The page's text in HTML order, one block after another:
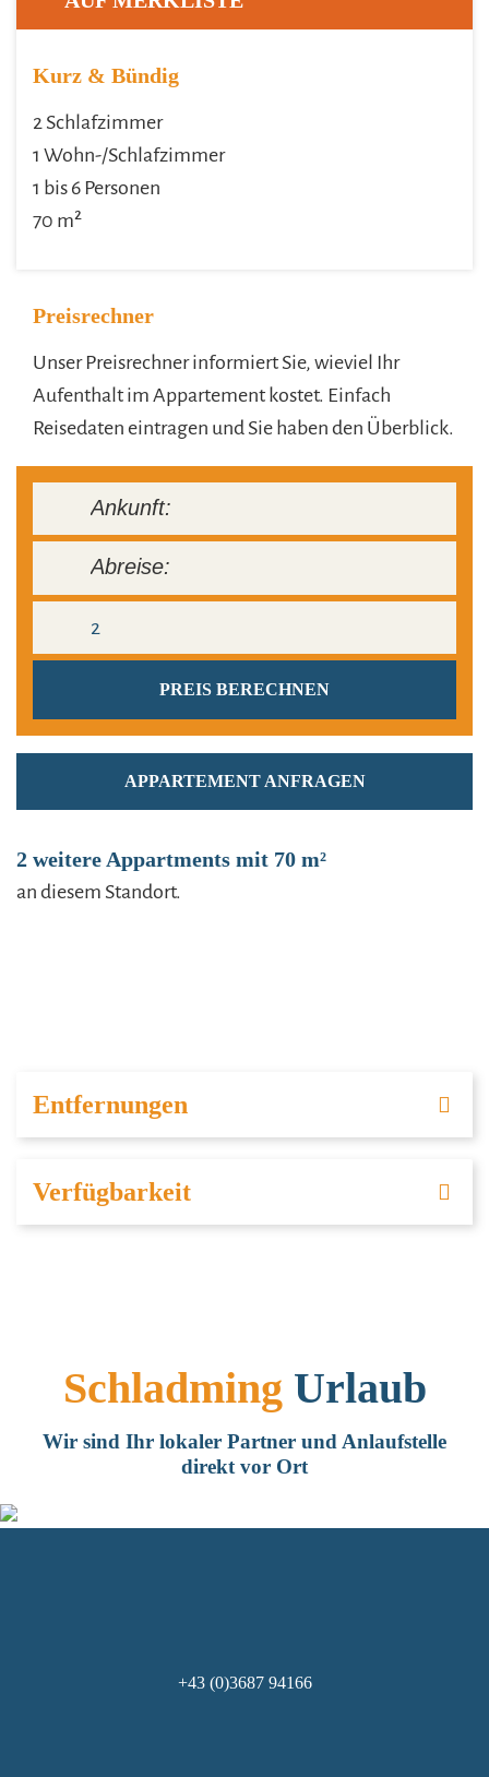
Kurz & Bündig
2 Schlafzimmer
1 Wohn-/Schlafzimmer
1 bis 6 Personen
70 m²
Preisrechner
Unser Preisrechner informiert Sie, wieviel Ihr
Aufenthalt im Appartement kostet. Einfach
Reisedaten eintragen und Sie haben den Überblick.
APPARTEMENT ANFRAGEN
2 weitere Appartments mit 70 m²
an diesem Standort.
Entfernungen
Verfügbarkeit
Schladming Urlaub
Wir sind Ihr lokaler Partner und Anlaufstelle
direkt vor Ort
+43 (0)3687 94166